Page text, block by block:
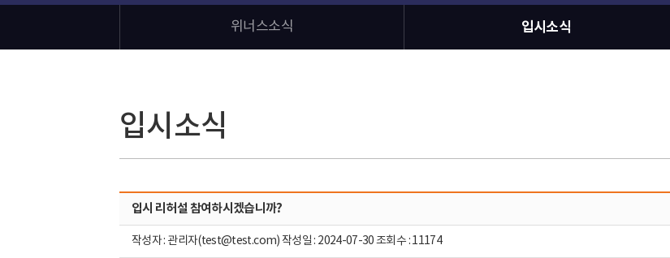
위너스소식 입시소식
입시소식
입시 리허설 참여하시겠습니까?
작성자 : 관리자(test@test.com) 작성일 : 2024-07-30 조회수 : 11174